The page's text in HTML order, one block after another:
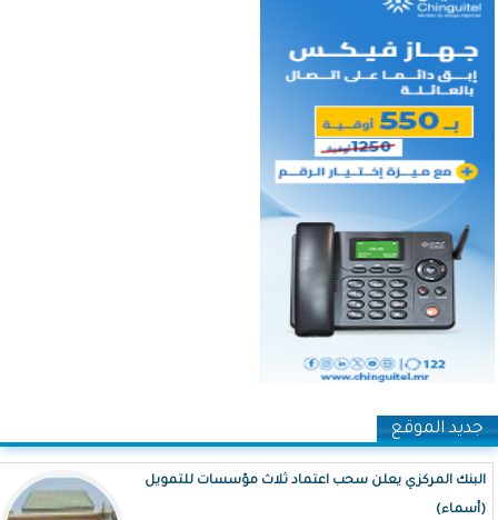
جديد الموقع
البنك المركزي يعلن سحب اعتماد ثلاث مؤسسات للتمويل
(أسماء)